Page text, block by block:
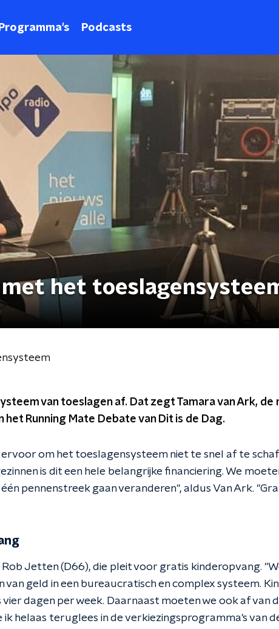
Programma's Podcasts
met het
van toeslagen af. Dat zegt Tamara van Ark,
het Running Mate Debate van Dit is de Dag.
om het toeslagensysteem niet te snel af te
is dit een hele belangrijke financiering. We
pennenstreek gaan veranderen", aldus Van Ark.
Jetten (D66), die pleit voor gratis kinderopvang.
van geld in een bureaucratisch en complex systeem.
dagen per week. Daarnaast moeten we ook af van
helaas teruglees in de verkiezingsprogramma's van